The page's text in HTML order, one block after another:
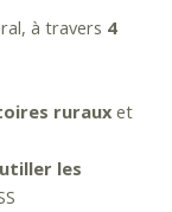
à travers 4
ruraux et
les